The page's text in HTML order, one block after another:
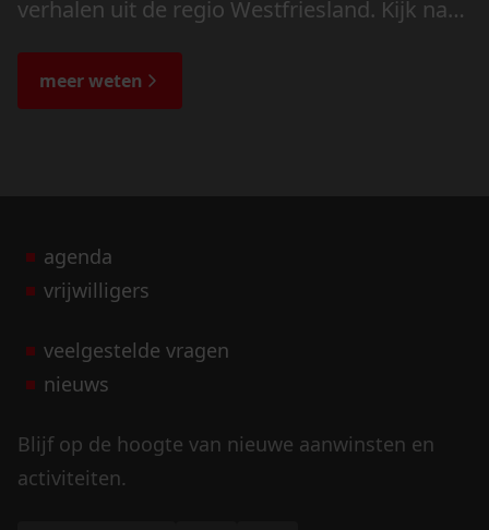
verhalen uit de regio Westfriesland. Kijk naar
de bijzondere verhalen.
meer weten
agenda
vrijwilligers
veelgestelde vragen
nieuws
Blijf op de hoogte van nieuwe aanwinsten en
activiteiten.